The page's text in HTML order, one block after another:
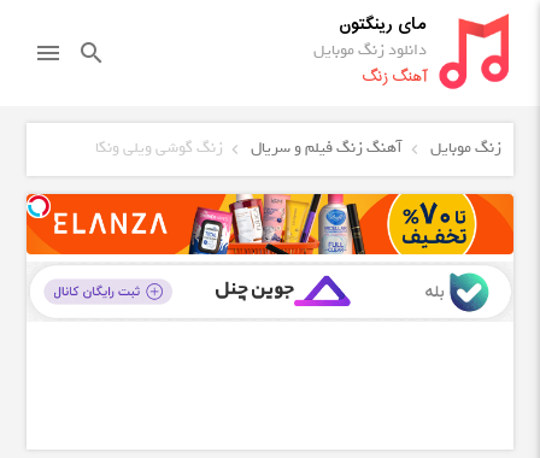
مای رینگتون
دانلود زنگ موبایل
آهنگ زنگ
search
menu
زنگ موبایل آهنگ زنگ فیلم و سریال زنگ گوشی ویلی ونکا